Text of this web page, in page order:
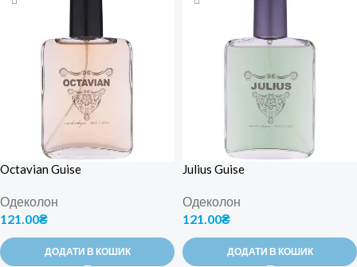
Octavian Guise
Одеколон
121.00₴
ДОДАТИ В КОШИК
Julius Guise
Одеколон
121.00₴
ДОДАТИ В КОШИК